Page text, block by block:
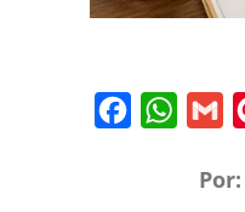
Facebook
Por: